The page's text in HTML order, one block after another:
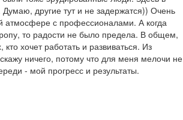
другие тут и не задержатся)) Очень
атмосфере с профессионалами. А когда
то радости не было предела. В общем,
хочет работать и развиваться. Из
ничего, потому что для меня мелочи не
- мой прогресс и результаты.